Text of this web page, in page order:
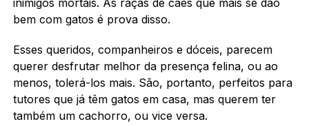
bem com gatos é prova disso.
Esses queridos, companheiros e dóceis, parecem
querer desfrutar melhor da presença felina, ou ao
menos, tolerá-los mais. São, portanto, perfeitos para
tutores que já têm gatos em casa, mas querem ter
também um cachorro, ou vice versa.